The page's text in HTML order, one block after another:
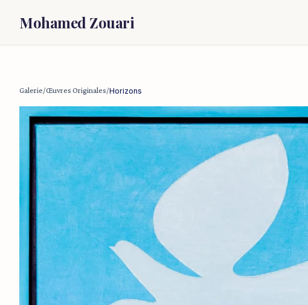
Mohamed Zouari
Galerie/Œuvres Originales/Horizons